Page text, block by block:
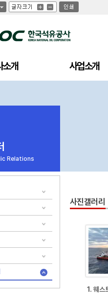
글
자
기
글
자
기
크
글
자
기
작
인
쇄
소개 사업소개
Relations
사진갤러리
1. 웨스